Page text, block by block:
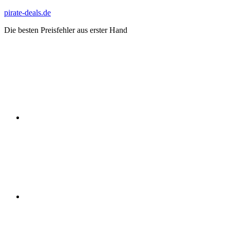
Zum
springen
pirate-deals.de
Die besten Preisfehler aus erster Hand